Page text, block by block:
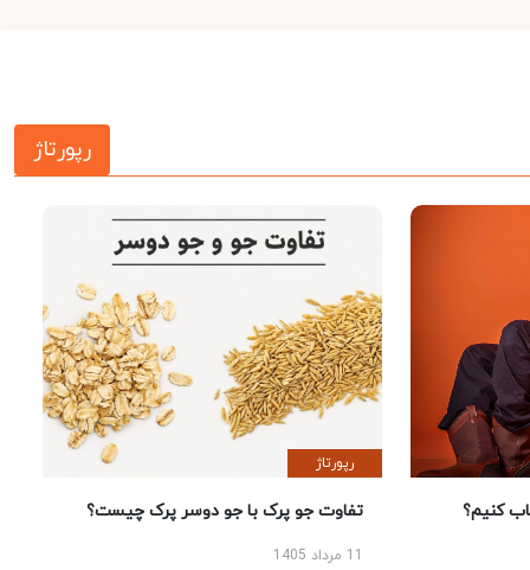
رپورتاژ
کنیم؟
رپورتاژ
تفاوت جو پرک با جو دوسر پرک چیست؟